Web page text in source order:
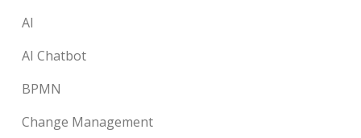
AI
AI Chatbot
BPMN
Change Management